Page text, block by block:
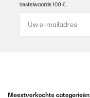
bestelwaarde 100 €.
Meestverkochte categorieën